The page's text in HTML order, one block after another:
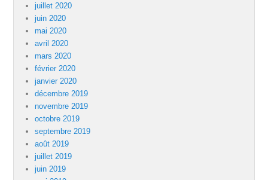
juillet 2020
juin 2020
mai 2020
avril 2020
mars 2020
février 2020
janvier 2020
décembre 2019
novembre 2019
octobre 2019
septembre 2019
août 2019
juillet 2019
juin 2019